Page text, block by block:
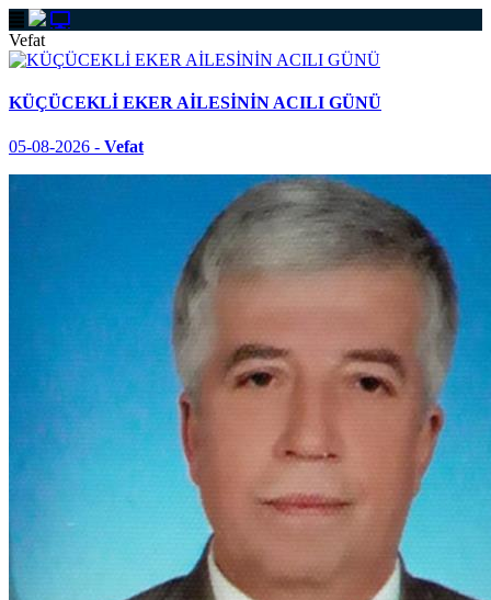
Vefat
KÜÇÜCEKLİ EKER AİLESİNİN ACILI GÜNÜ
05-08-2026 - Vefat